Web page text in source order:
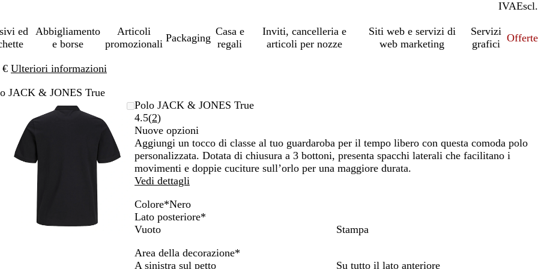
IVAIncl.
Escl.
ed
Abbigliamento
e borse
Articoli
promozionali
Packaging
Casa e
regali
Inviti, cancelleria e
articoli per nozze
Siti web e servizi di
web marketing
Servizi
grafici
Offerte
€ Ulteriori informazioni
JACK & JONES True
L’immagine
ingrandita
Ingrandito
Clicca
Usa
ingrandire
Polo JACK & JONES True
4.5(2Leggi
2
recensioni
)
Nuove opzioni
Aggiungi un tocco di classe al tuo guardaroba per il tempo libero con questa comoda polo
personalizzata. Dotata di chiusura a 3 bottoni, presenta spacchi laterali che facilitano i
movimenti e doppie cuciture sull’orlo per una maggiore durata.
Vedi dettagli
Colore*Nero
M
a
r
o
B
i
n
c
A
r
n
c
B
l
c
o
A
z
u
r
B
l
m
a
R
o
s
o
G
r
g
i
V
e
d
e
N
e
o
A
z
u
r
G
r
g
i
Lato posteriore*
Vuoto
Stampa
Area della decorazione*
A sinistra sul petto
Su tutto il lato anteriore